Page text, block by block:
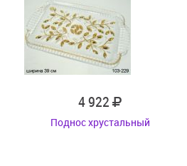
4 922
Поднос хрустальный